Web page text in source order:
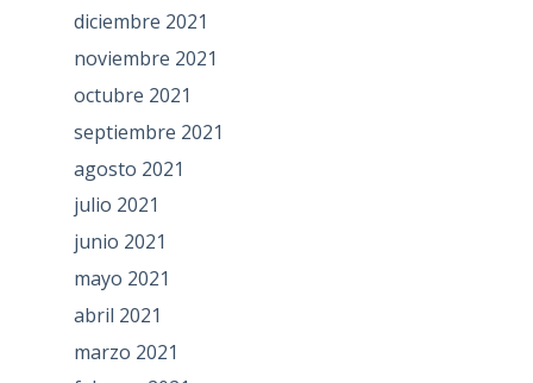
diciembre 2021
noviembre 2021
octubre 2021
septiembre 2021
agosto 2021
julio 2021
junio 2021
mayo 2021
abril 2021
marzo 2021